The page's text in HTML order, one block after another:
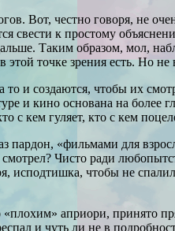
Вот, честно говоря, не
свести к простому
Таким образом, мол,
точке зрения есть. Но не
и создаются, чтобы их
и кино основана на более
с кем гуляет, кто с кем
пардон, «фильмами для
смотрел? Чисто ради
исподтишка, чтобы не
априори, принято
и чуть ли не в